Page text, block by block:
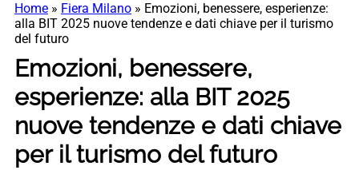
Home » Fiera Milano » Emozioni, benessere, esperienze:
alla BIT 2025 nuove tendenze e dati chiave per il turismo
del futuro
Emozioni, benessere,
esperienze: alla BIT 2025
nuove tendenze e dati chiave
per il turismo del futuro